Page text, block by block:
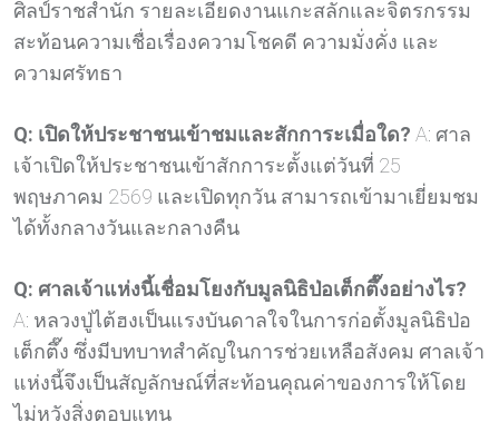
ศิลป์ราชสำนัก รายละเอียดงานแกะสลักและจิตรกรรม
สะท้อนความเชื่อเรื่องความโชคดี ความมั่งคั่ง และ
ความศรัทธา
Q: เปิดให้ประชาชนเข้าชมและสักการะเมื่อใด? A: ศาล
เจ้าเปิดให้ประชาชนเข้าสักการะตั้งแต่วันที่ 25
พฤษภาคม 2569 และเปิดทุกวัน สามารถเข้ามาเยี่ยมชม
ได้ทั้งกลางวันและกลางคืน
Q: ศาลเจ้าแห่งนี้เชื่อมโยงกับมูลนิธิป่อเต็กตึ๊งอย่างไร?
A: หลวงปู่ไต้ฮงเป็นแรงบันดาลใจในการก่อตั้งมูลนิธิป่อ
เต็กตึ๊ง ซึ่งมีบทบาทสำคัญในการช่วยเหลือสังคม ศาลเจ้า
แห่งนี้จึงเป็นสัญลักษณ์ที่สะท้อนคุณค่าของการให้โดย
ไม่หวังสิ่งตอบแทน